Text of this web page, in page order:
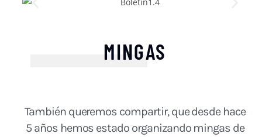
MINGAS
También queremos compartir, que desde hace
5 años hemos estado organizando mingas de